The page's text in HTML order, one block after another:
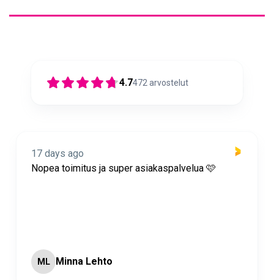
4.7472 arvostelut
17 days ago
Nopea toimitus ja super asiakaspalvelua 🩷
ML Minna Lehto